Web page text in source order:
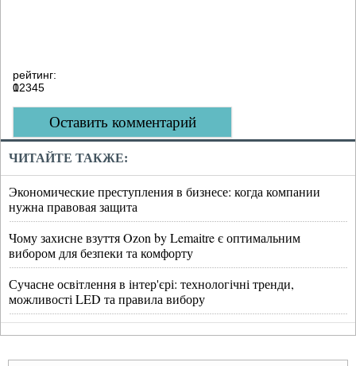
рейтинг:
0
12345
Оставить комментарий
ЧИТАЙТЕ ТАКЖЕ:
Экономические преступления в бизнесе: когда компании
нужна правовая защита
Чому захисне взуття Ozon by Lemaitre є оптимальним
вибором для безпеки та комфорту
Сучасне освітлення в інтер'єрі: технологічні тренди,
можливості LED та правила вибору